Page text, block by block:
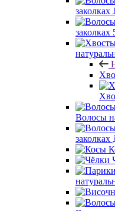
заколках
заколках
Волосы
заколках